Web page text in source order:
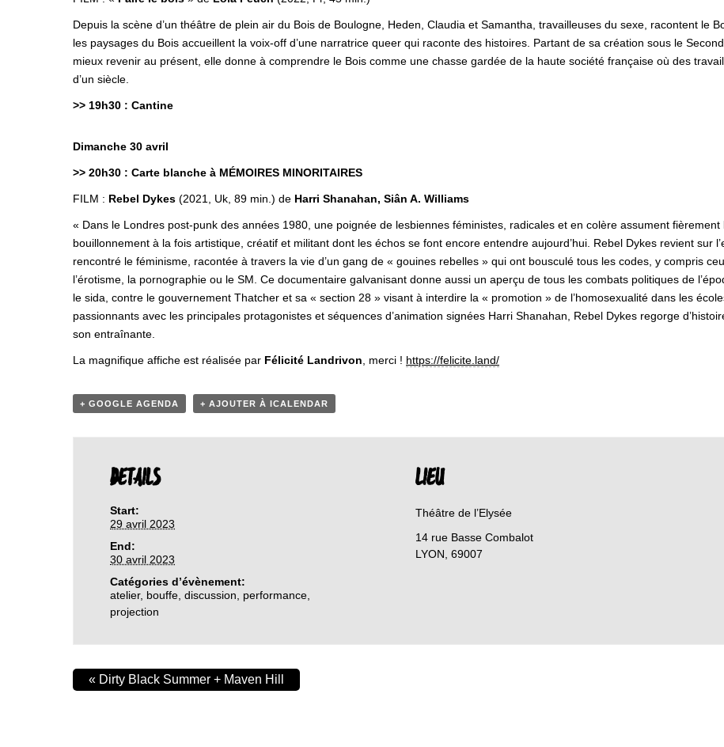
Depuis la scène d’un théâtre de plein air du Bois de Boulogne, Heden, Claudia et Samantha, travailleuses du sexe, racontent le
les paysages du Bois accueillent la voix-off d’une narratrice queer qui raconte des histoires. Partant de sa création sous le
mieux revenir au présent, elle donne à comprendre le Bois comme une chasse gardée de la haute société française où des
d’un siècle.
>> 19h30 : Cantine
Dimanche 30 avril
>> 20h30 : Carte blanche à MÉMOIRES MINORITAIRES
FILM : Rebel Dykes (2021, Uk, 89 min.) de Harri Shanahan, Siân A. Williams
« Dans le Londres post-punk des années 1980, une poignée de lesbiennes féministes, radicales et en colère assument
bouillonnement à la fois artistique, créatif et militant dont les échos se font encore entendre aujourd’hui. Rebel Dykes revient sur
rencontré le féminisme, racontée à travers la vie d’un gang de « gouines rebelles » qui ont bousculé tous les codes, y compris
l’érotisme, la pornographie ou le SM. Ce documentaire galvanisant donne aussi un aperçu de tous les combats politiques de
le sida, contre le gouvernement Thatcher et sa « section 28 » visant à interdire la « promotion » de l’homosexualité dans les
passionnants avec les principales protagonistes et séquences d’animation signées Harri Shanahan, Rebel Dykes regorge
son entraînante.
La magnifique affiche est réalisée par Félicité Landrivon , merci ! https://felicite.land/
+ GOOGLE AGENDA + AJOUTER À ICALENDAR
DETAILS
Start:
29 avril 2023
End:
30 avril 2023
Catégories d’évènement:
atelier, bouffe ,discussion performance
projection
LIEU
Théâtre de l’Elysée
14 rue Basse Combalot
LYON 69007
« Dirty Black Summer + Maven Hill